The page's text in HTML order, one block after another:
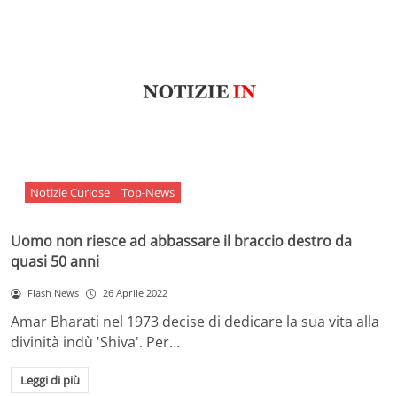
Notizie Curiose Top-News
Uomo non riesce ad abbassare il braccio destro da
quasi 50 anni
Flash News 26 Aprile 2022
Amar Bharati nel 1973 decise di dedicare la sua vita alla
divinità indù 'Shiva'. Per…
Leggi di più